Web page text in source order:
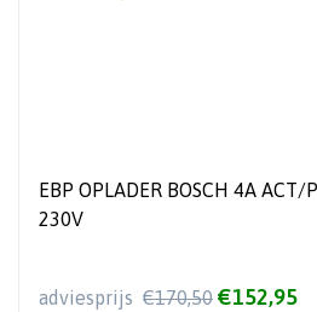
EBP OPLADER BOSCH 4A
230V
adviesprijs €170,50 €152,95